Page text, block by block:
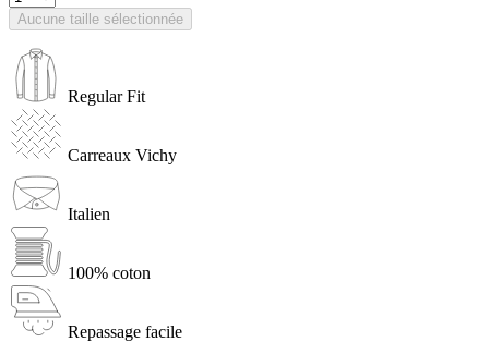
Aucune taille sélectionnée
Regular Fit
Carreaux Vichy
Italien
100% coton
Repassage facile